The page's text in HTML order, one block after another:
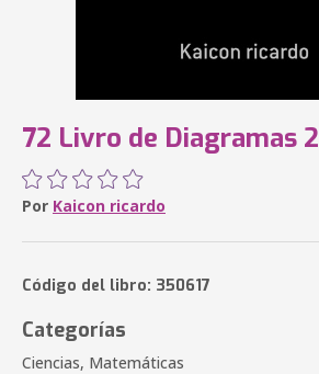
72 Livro de Diagramas 2
Por Kaicon ricardo
Código del libro: 350617
Categorías
Ciencias, Matemáticas